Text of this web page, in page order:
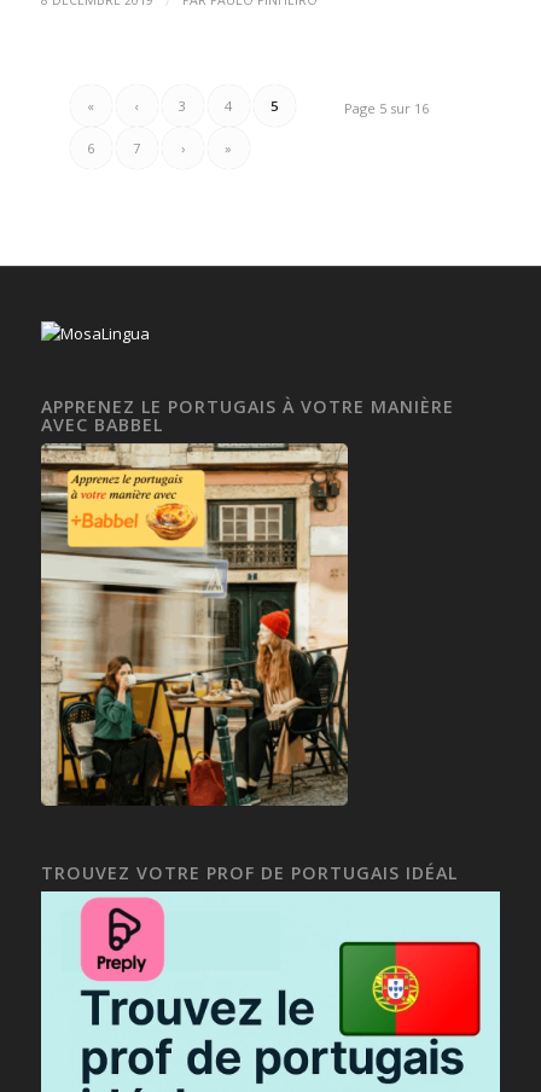
Page 5 sur 16
« ‹ 3 4 5
6 7 › »
APPRENEZ LE PORTUGAIS À VOTRE MANIÈRE
AVEC BABBEL
TROUVEZ VOTRE PROF DE PORTUGAIS IDÉAL